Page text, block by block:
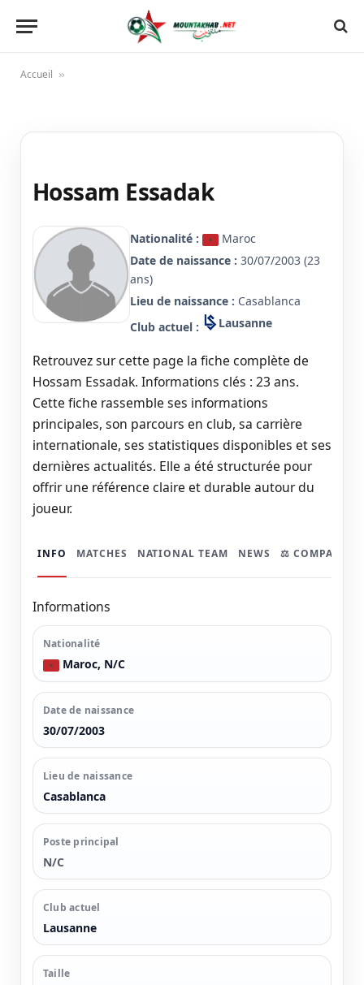
Accueil »
Hossam Essadak
Nationalité :
Maroc
Date de naissance : 30/07/2003 (23
ans)
Lieu de naissance : Casablanca
Club actuel :
Lausanne
Retrouvez sur cette page la fiche complète de
Hossam Essadak. Informations clés : 23 ans.
Cette fiche rassemble ses informations
principales, son parcours en club, sa carrière
internationale, ses statistiques disponibles et ses
dernières actualités. Elle a été structurée pour
offrir une référence claire et durable autour du
joueur.
INFO MATCHES NATIONAL TEAM NEWS ⚖️ COMPARER
Informations
Nationalité
Maroc, N/C
Date de naissance
30/07/2003
Lieu de naissance
Casablanca
Poste principal
N/C
Club actuel
Lausanne
Taille